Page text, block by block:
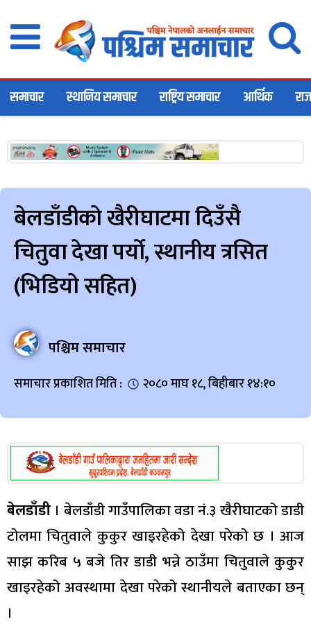
समाचार स्थानिय समाचार राष्ट्रिय समाचार आर्थिक
बेलडाँडीको खैरीघाटमा दिउँसै
चितुवा देखा पर्यो, स्थानीय त्रसित
(भिडियो सहित)
पश्चिम समाचार
समाचार प्रकाशित मिति : २०८० माघ १८, बिहीबार १४:१०
बेलडाँडी । बेलडाँडी गाउँपालिका वडा नं.३ खैरीघाटको डाडी
टोलमा चितुवाले कुकुर खाइरहेको देखा परेको छ । आज
साझ करिब ५ बजे तिर डाडी भन्ने ठाउँमा चितुवाले कुकुर
खाइरहेको अवस्थामा देखा परेको स्थानीयले बताएका छन्
।